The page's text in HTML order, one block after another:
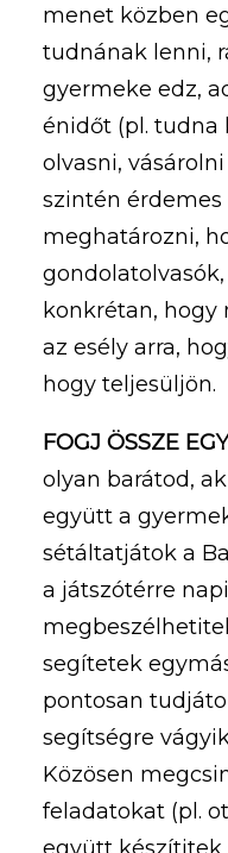
menet közben
tudnának lenni,
gyermeke edz,
énidőt (pl. tudna
olvasni,
szintén érdemes
meghatározni,
konkrétan, hogy
az esély arra,
hogy teljesüljön.
FOGJ ÖSSZE
olyan barátod,
együtt a
sétáltatjátok a
a játszótérre
segítetek
pontosan
segítségre
Közösen
feladatokat (pl.